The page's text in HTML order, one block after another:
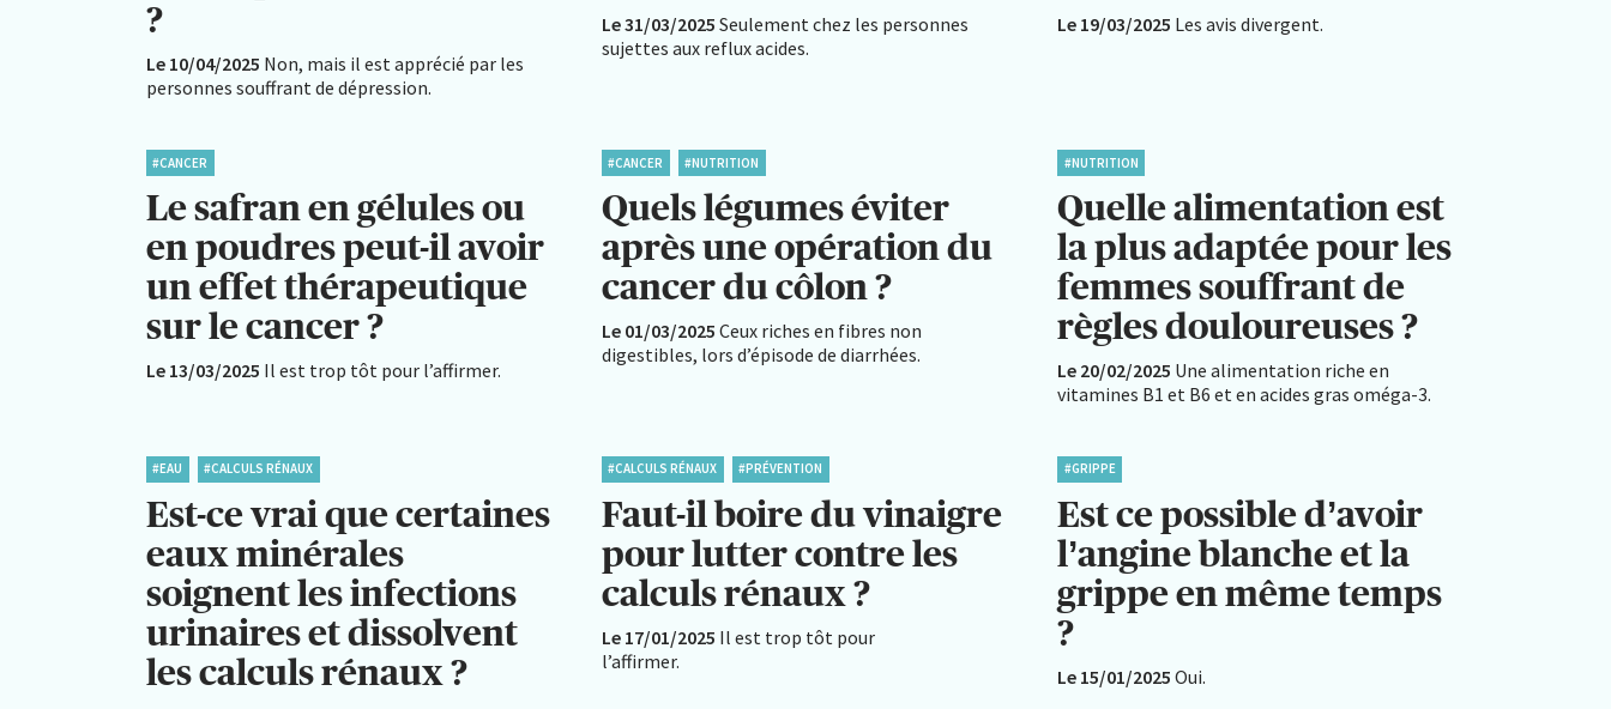
?
Le 10/04/2025 Non, mais il est apprécié par les
personnes souffrant de dépression.
Le 31/03/2025 Seulement chez les personnes
sujettes aux reflux acides.
Le 19/03/2025 Les avis divergent.
#CANCER
Le safran en gélules ou
en poudres peut-il avoir
un effet thérapeutique
sur le cancer ?
Le 13/03/2025 Il est trop tôt pour l’affirmer.
#CANCER #NUTRITION
Quels légumes éviter
après une opération du
cancer du côlon ?
Le 01/03/2025 Ceux riches en fibres non
digestibles, lors d’épisode de diarrhées.
#NUTRITION
Quelle alimentation est
la plus adaptée pour les
femmes souffrant de
règles douloureuses ?
Le 20/02/2025 Une alimentation riche en
vitamines B1 et B6 et en acides gras oméga-3.
#EAU #CALCULS RÉNAUX
Est-ce vrai que certaines
eaux minérales
soignent les infections
urinaires et dissolvent
les calculs rénaux ?
#CALCULS RÉNAUX #PRÉVENTION
Faut-il boire du vinaigre
pour lutter contre les
calculs rénaux ?
Le 17/01/2025 Il est trop tôt pour
l’affirmer.
#GRIPPE
Est ce possible d’avoir
l’angine blanche et la
grippe en même temps
?
Le 15/01/2025 Oui.